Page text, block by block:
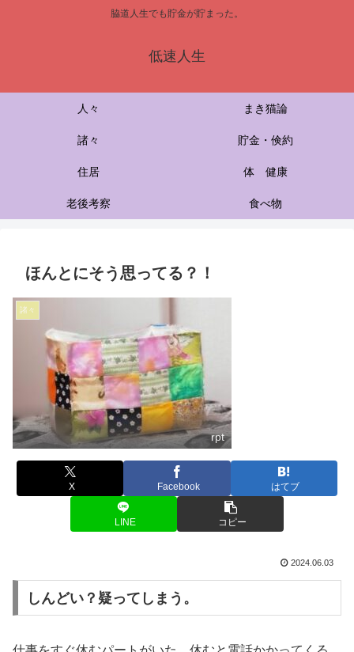
脇道人生でも貯金が貯まった。
低速人生
人々 まき猫論
諸々 貯金・倹約
住居 体 健康
老後考察 食べ物
ほんとにそう思ってる？！
諸々
rpt
X Facebook はてブ
LINE コピー
2024.06.03
しんどい？疑ってしまう。